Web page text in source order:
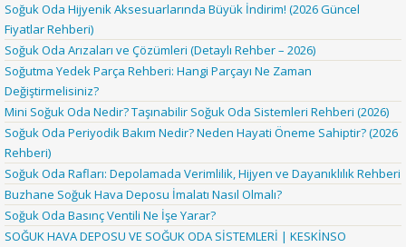
Soğuk Oda Hijyenik Aksesuarlarında Büyük İndirim! (2026 Güncel
Fiyatlar Rehberi)
Soğuk Oda Arızaları ve Çözümleri (Detaylı Rehber – 2026)
Soğutma Yedek Parça Rehberi: Hangi Parçayı Ne Zaman
Değiştirmelisiniz?
Mini Soğuk Oda Nedir? Taşınabilir Soğuk Oda Sistemleri Rehberi (2026)
Soğuk Oda Periyodik Bakım Nedir? Neden Hayati Öneme Sahiptir? (2026
Rehberi)
Soğuk Oda Rafları: Depolamada Verimlilik, Hijyen ve Dayanıklılık Rehberi
Buzhane Soğuk Hava Deposu İmalatı Nasıl Olmalı?
Soğuk Oda Basınç Ventili Ne İşe Yarar?
SOĞUK HAVA DEPOSU VE SOĞUK ODA SİSTEMLERİ | KESKİNSO